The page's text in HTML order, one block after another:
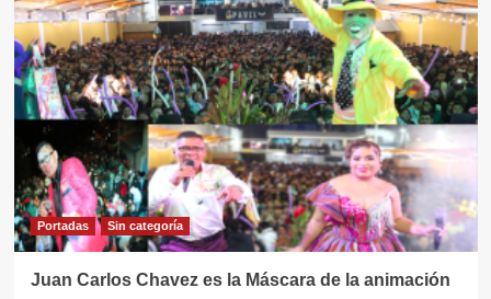
Portadas Sin categorí­a
Juan Carlos Chavez es la Máscara de la animación